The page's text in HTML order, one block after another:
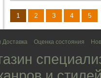
1 2 3 4 5
Оценка состояния